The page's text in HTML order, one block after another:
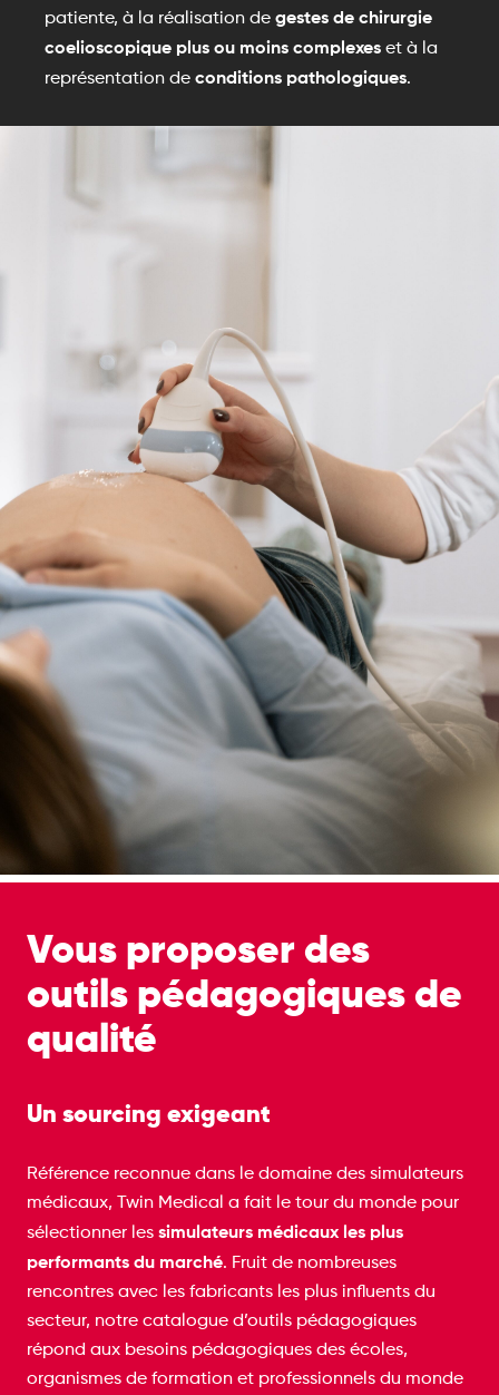
patiente, à la réalisation de gestes de chirurgie
coelioscopique plus ou moins complexes et à la
représentation de conditions pathologiques.
Vous proposer des
outils pédagogiques de
qualité
Un sourcing exigeant
Référence reconnue dans le domaine des simulateurs
médicaux, Twin Medical a fait le tour du monde pour
sélectionner les simulateurs médicaux les plus
performants du marché. Fruit de nombreuses
rencontres avec les fabricants les plus influents du
secteur, notre catalogue d’outils pédagogiques
répond aux besoins pédagogiques des écoles,
organismes de formation et professionnels du monde